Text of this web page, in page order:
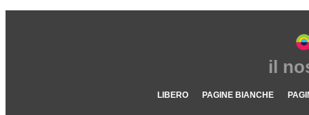
il
LIBERO PAGINE BIANCHE